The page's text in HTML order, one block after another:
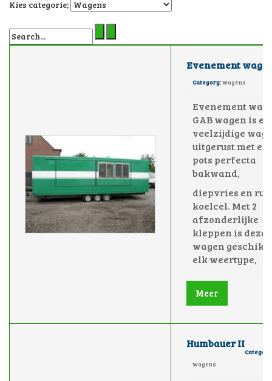
Kies categorie;
Evenement
Category:Wagens
Evenement
GAB wagen is
veelzijdige
uitgerust met
pots perfecta
bakwand,
diepvries en
koelcel. Met 2
afzonderlijke
kleppen is deze
wagen geschikt
elk weertype,
Meer
Humbauer II
Wagens